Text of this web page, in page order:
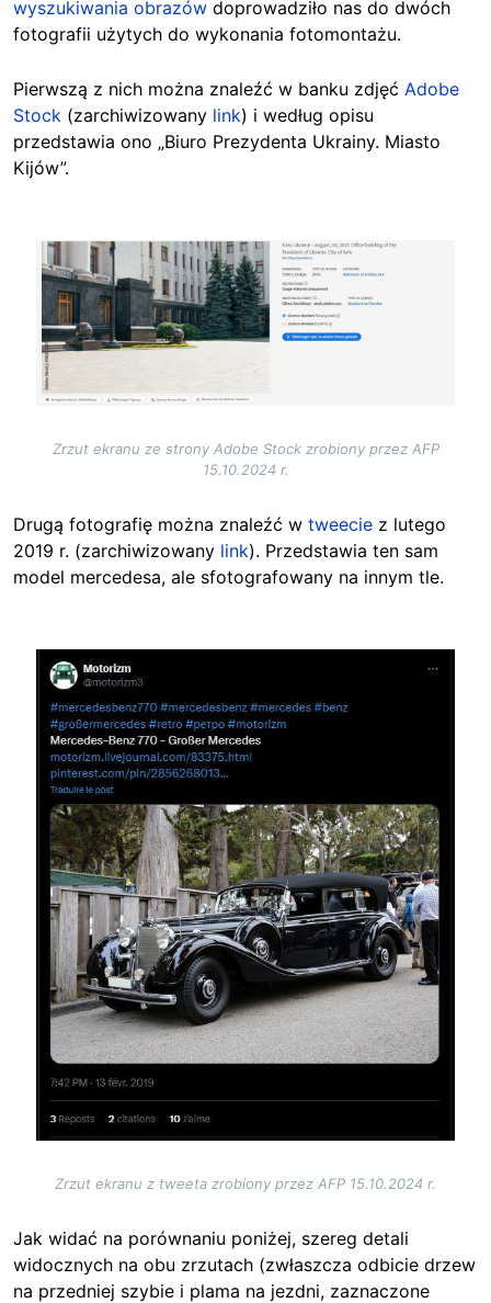
wyszukiwania obrazów doprowadziło nas do dwóch
fotografii użytych do wykonania fotomontażu.
Pierwszą z nich można znaleźć w banku zdjęć Adobe
Stock (zarchiwizowany link) i według opisu
przedstawia ono „Biuro Prezydenta Ukrainy. Miasto
Kijów”.
Image
Zrzut ekranu ze strony Adobe Stock zrobiony przez AFP
15.10.2024 r.
Drugą fotografię można znaleźć w tweecie z lutego
2019 r. (zarchiwizowany link). Przedstawia ten sam
model mercedesa, ale sfotografowany na innym tle.
Image
Zrzut ekranu z tweeta zrobiony przez AFP 15.10.2024 r.
Jak widać na porównaniu poniżej, szereg detali
widocznych na obu zrzutach (zwłaszcza odbicie drzew
na przedniej szybie i plama na jezdni, zaznaczone